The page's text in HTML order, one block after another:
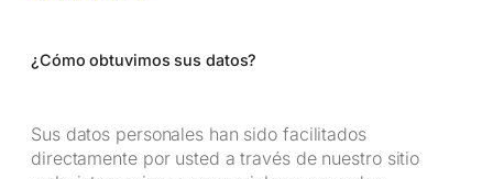
¿Cómo obtuvimos sus datos?
Sus datos personales han sido facilitados
directamente por usted a través de nuestro sitio